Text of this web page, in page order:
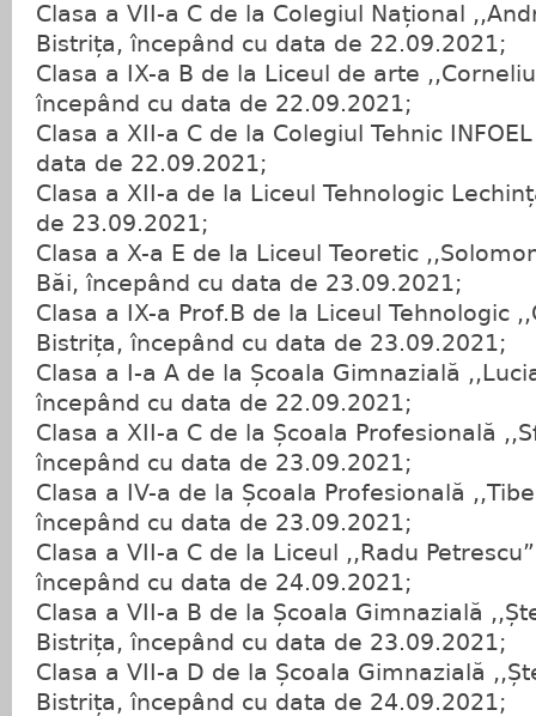
Clasa a VII-a C de la Colegiul Național
Bistrița, începând cu data de 22.09.2021;
Clasa a IX-a B de la Liceul de arte
începând cu data de 22.09.2021;
Clasa a XII-a C de la Colegiul Tehnic
data de 22.09.2021;
Clasa a XII-a de la Liceul Tehnologic
de 23.09.2021;
Clasa a X-a E de la Liceul Teoretic
Băi, începând cu data de 23.09.2021;
Clasa a IX-a Prof.B de la Liceul Tehnologic
Bistrița, începând cu data de 23.09.2021;
Clasa a I-a A de la Școala Gimnazială
începând cu data de 22.09.2021;
Clasa a XII-a C de la Școala Profesională
începând cu data de 23.09.2021;
Clasa a IV-a de la Școala Profesională
începând cu data de 23.09.2021;
Clasa a VII-a C de la Liceul ,,Radu
începând cu data de 24.09.2021;
Clasa a VII-a B de la Școala Gimnazială
Bistrița, începând cu data de 23.09.2021;
Clasa a VII-a D de la Școala Gimnazială
Bistrița, începând cu data de 24.09.2021;